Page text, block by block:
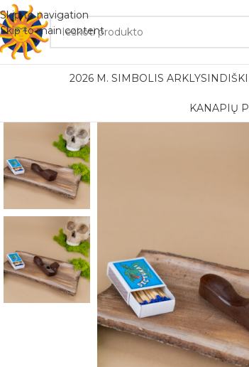
Skip to navigation
Skip to main content
2026 M. SIMBOLIS ARKLYS
KANAPIŲ